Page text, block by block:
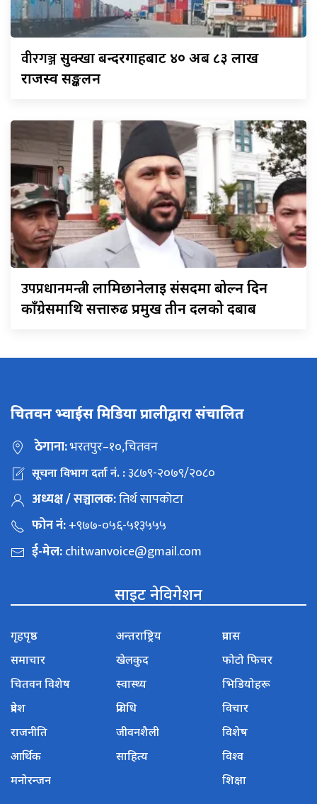
वीरगञ्जसुक्खा बन्दरगाहबाट ४० अर्ब ८३ लाख
राजस्व सङ्कलन
उपप्रधानमन्त्रीलामिछानेलाई संसदमा बोल्न दिन
काँग्रेसमाथि सत्तारुढ प्रमुख तीन दलको दबाब
चितवन भ्वाईस मिडिया प्रालीद्वारा संचालित
ठेगाना:भरतपुर–१०,चितवन
सूचना विभाग दर्ता नं. :३८७९-२०७९/२०८०
अध्यक्ष / सञ्चालक:तिर्थ सापकोटा
फोन नं:+९७७-०५६-५१३५५५
ई-मेल:chitwanvoice@gmail.com
साइट नेविगेशन
गृहपृष्ठ
समाचार
चितवन विशेष
प्रदेश
राजनीति
आर्थिक
मनोरन्जन
अन्तराष्ट्रिय
खेलकुद
स्वास्थ्य
प्रविधि
जीवनशैली
साहित्य
प्रवास
फोटो फिचर
भिडियोहरू
विचार
विशेष
विश्व
शिक्षा